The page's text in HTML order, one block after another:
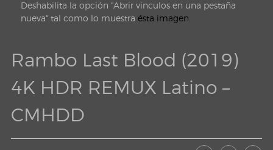
Deshabilita la opción "Abrir vinculos en una pestaña
nueva" tal como lo muestra ésta imagen.
Rambo Last Blood (2019)
4K HDR REMUX Latino –
CMHDD